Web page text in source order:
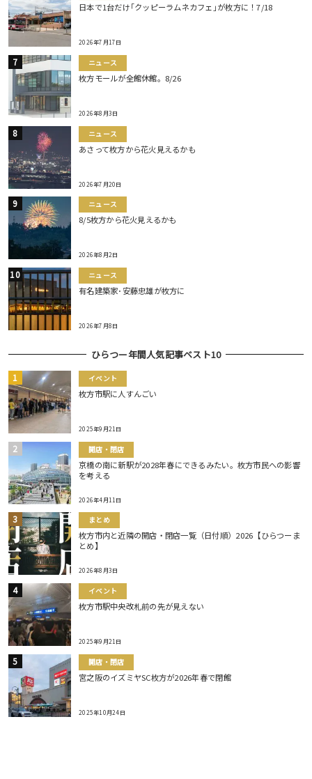
日本で1台だけ｢クッピーラムネカフェ｣が枚方に！7/18
2026年7月17日
ニュース
枚方モールが全館休館。8/26
2026年8月3日
ニュース
あさって枚方から花火見えるかも
2026年7月20日
ニュース
8/5枚方から花火見えるかも
2026年8月2日
ニュース
有名建築家･安藤忠雄が枚方に
2026年7月8日
ひらつー年間人気記事ベスト10
イベント
枚方市駅に人すんごい
2025年9月21日
開店・閉店
京橋の南に新駅が2028年春にできるみたい。枚方市民への影響
を考える
2026年4月11日
まとめ
枚方市内と近隣の開店・閉店一覧（日付順）2026【ひらつーま
とめ】
2026年8月3日
イベント
枚方市駅中央改札前の先が見えない
2025年9月21日
開店・閉店
宮之阪のイズミヤSC枚方が2026年春で閉館
2025年10月24日